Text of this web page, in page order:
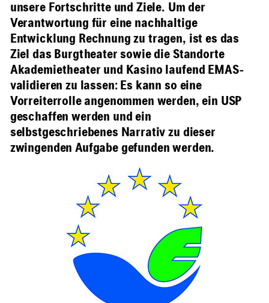
unsere Fortschritte und Ziele. Um der
Verantwortung für eine nachhaltige
Entwicklung Rechnung zu tragen, ist es das
Ziel das Burgtheater sowie die Standorte
Akademietheater und Kasino laufend EMAS-
validieren zu lassen: Es kann so eine
Vorreiterrolle angenommen werden, ein USP
geschaffen werden und ein
selbstgeschriebenes Narrativ zu dieser
zwingenden Aufgabe gefunden werden.